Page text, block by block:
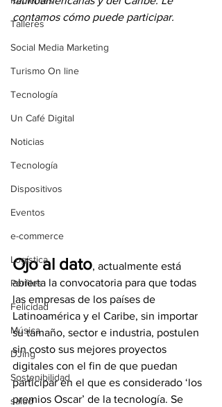
Talleres
Social Media Marketing
Turismo On line
Tecnología
Un Café Digital
Noticias
Tecnología
Dispositivos
Eventos
e-commerce
Logística
Perfiles
Felicidad
Música
DJing
Sostenibilidad
salud
contamos cómo puede participar.
Ojo al dato, actualmente está
abierta la convocatoria para que todas
las empresas de los países de
Latinoamérica y el Caribe, sin importar
su tamaño, sector e industria, postulen
sin costo sus mejores proyectos
digitales con el fin de que puedan
participar en el que es considerado ‘los
premios Oscar’ de la tecnología. Se